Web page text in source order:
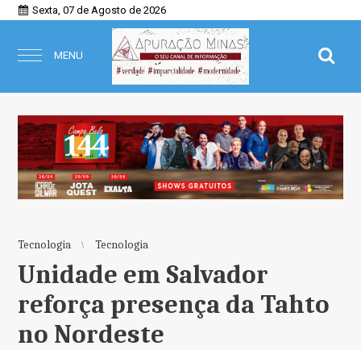
Sexta, 07 de Agosto de 2026
MENU
Tecnologia Tecnologia
Unidade em Salvador
reforça presença da Tahto
no Nordeste